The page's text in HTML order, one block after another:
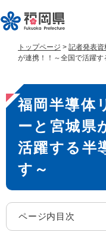
ー
ジ
す
。
ニ
ュ
し
て
トップページ > 記者発表資
が連携！！～全国で活躍
本
文
福岡半導体
ーと宮城県
活躍する半
す～
ページ内目次